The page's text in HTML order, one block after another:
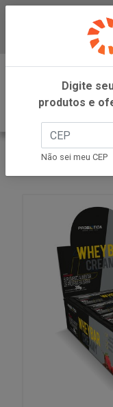
INÍCIO
Digite
produtos e
Não sei meu CEP